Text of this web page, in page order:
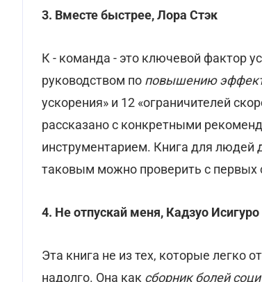
3. Вместе быстрее, Лора Стэк
К - команда - это ключевой фактор
руководством по повышению
ускорения» и 12 «ограничителей
рассказано с конкретными
инструментарием. Книга для людей
таковым можно проверить с первых
4. Не отпускай меня, Кадзуо Исигуро
Эта книга не из тех, которые легко
надолго. Она как сборник болей